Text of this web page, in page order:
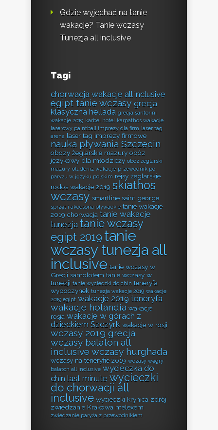
Gdzie wyjechać na tanie
wakacje? Tanie wczasy
Tunezja all inclusive
Tagi
chorwacja wakacje all inclusive
egipt tanie wczasy grecja
klasyczna hellada grecja santorini
wakacje 2019 karbel hotel karpathos wakacje
laserowy paintball imprezy dla firm laser tag
arena laser tag imprezy firmowe
nauka pływania Szczecin
obozy żeglarskie mazury obóz
językowy dla młodzieży obóz żeglarski
mazury oludeniz wakacje przewodnik po
paryżu w języku polskim rejsy żeglarskie
rodos wakacje 2019 skiathos
wczasy smartline saint george
sprzęt i akcesoria pływackie tanie wakacje
2019 chorwacja tanie wakacje
tunezja tanie wczasy
egipt 2019 tanie
wczasy tunezja all
inclusive tanie wczasy w
Grecji samolotem tanie wczasy w
tunezji tanie wycieczki do chin teneryfa
wypoczynek tunezja wakacje 2019 wakacje
2019 egipt wakacje 2019 teneryfa
wakacje holandia wakacje
rosja wakacje w górach z
dzieckiem Szczyrk wakacje w rosji
wczasy 2019 grecja
wczasy balaton all
inclusive wczasy hurghada
wczasy na teneryfie 2019 wczasy węgry
balaton all inclusive wycieczka do
chin last minute wycieczki
do chorwacji all
inclusive wycieczki krynica zdrój
zwiedzanie Krakowa melexem
zwiedzanie paryża z przewodnikiem